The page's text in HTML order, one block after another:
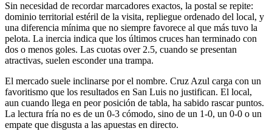
Sin necesidad de recordar marcadores exactos, la postal se repite:
dominio territorial estéril de la visita, repliegue ordenado del local, y
una diferencia mínima que no siempre favorece al que más tuvo la
pelota. La inercia indica que los últimos cruces han terminado con
dos o menos goles. Las cuotas over 2.5, cuando se presentan
atractivas, suelen esconder una trampa.
El mercado suele inclinarse por el nombre. Cruz Azul carga con un
favoritismo que los resultados en San Luis no justifican. El local,
aun cuando llega en peor posición de tabla, ha sabido rascar puntos.
La lectura fría no es de un 0-3 cómodo, sino de un 1-0, un 0-0 o un
empate que disgusta a las apuestas en directo.